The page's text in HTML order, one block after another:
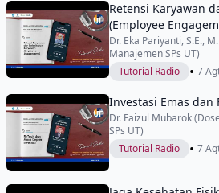
Retensi Karyawan
(Employee
Dr. Eka Pariyanti, S.E.,
Manajemen SPs UT)
Tutorial Radio
• 7
Investasi Emas dan
Dr. Faizul Mubarok
SPs UT)
Tutorial Radio
• 7